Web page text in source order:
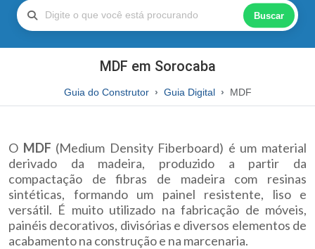
Buscar
MDF em Sorocaba
Guia do Construtor Guia Digital MDF
O MDF (Medium Density Fiberboard) é um material
derivado da madeira, produzido a partir da
compactação de fibras de madeira com resinas
sintéticas, formando um painel resistente, liso e
versátil. É muito utilizado na fabricação de móveis,
painéis decorativos, divisórias e diversos elementos de
acabamento na construção e na marcenaria.